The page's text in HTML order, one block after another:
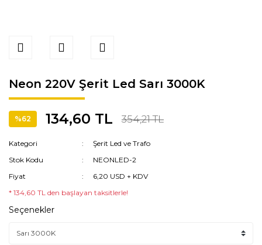
Neon 220V Şerit Led Sarı 3000K
%62 134,60 TL 354,21 TL
Kategori
Şerit Led ve Trafo
Stok Kodu
NEONLED-2
Fiyat
6,20 USD + KDV
* 134,60 TL den başlayan taksitlerle!
Seçenekler